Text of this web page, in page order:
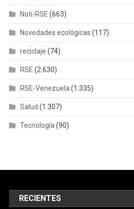
Noti-RSE (663)
Novedades ecológicas (117)
reciclaje (74)
RSE (2.630)
RSE-Venezuela (1.335)
Salud (1.307)
Tecnología (90)
RECIENTES